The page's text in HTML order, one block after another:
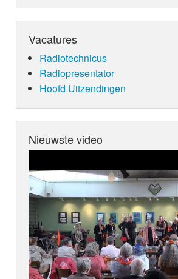
Vacatures
Radiotechnicus
Radiopresentator
Hoofd Uitzendingen
Nieuwste video